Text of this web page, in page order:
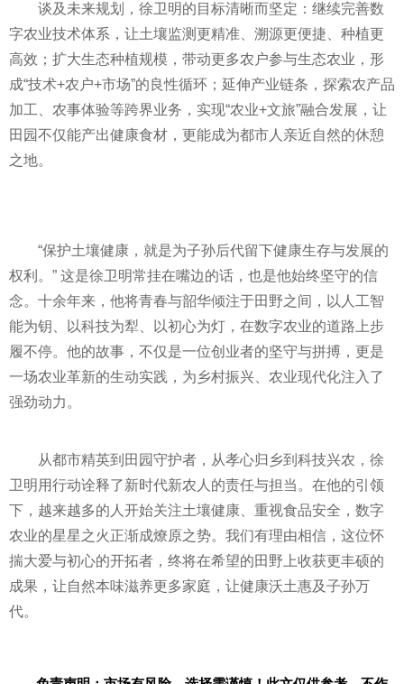
谈及未来规划，徐卫明的目标清晰而坚定：继续完善数
字农业技术体系，让土壤监测更精准、溯源更便捷、种植更
高效；扩大生态种植规模，带动更多农户参与生态农业，形
成“技术+农户+市场”的良性循环；延伸产业链条，探索农产品
加工、农事体验等跨界业务，实现“农业+文旅”融合发展，让
田园不仅能产出健康食材，更能成为都市人亲近自然的休憩
之地。
“保护土壤健康，就是为子孙后代留下健康生存与发展的
权利。” 这是徐卫明常挂在嘴边的话，也是他始终坚守的信
念。十余年来，他将青春与韶华倾注于田野之间，以人工智
能为钥、以科技为犁、以初心为灯，在数字农业的道路上步
履不停。他的故事，不仅是一位创业者的坚守与拼搏，更是
一场农业革新的生动实践，为乡村振兴、农业现代化注入了
强劲动力。
从都市精英到田园守护者，从孝心归乡到科技兴农，徐
卫明用行动诠释了新时代新农人的责任与担当。在他的引领
下，越来越多的人开始关注土壤健康、重视食品安全，数字
农业的星星之火正渐成燎原之势。我们有理由相信，这位怀
揣大爱与初心的开拓者，终将在希望的田野上收获更丰硕的
成果，让自然本味滋养更多家庭，让健康沃土惠及子孙万
代。